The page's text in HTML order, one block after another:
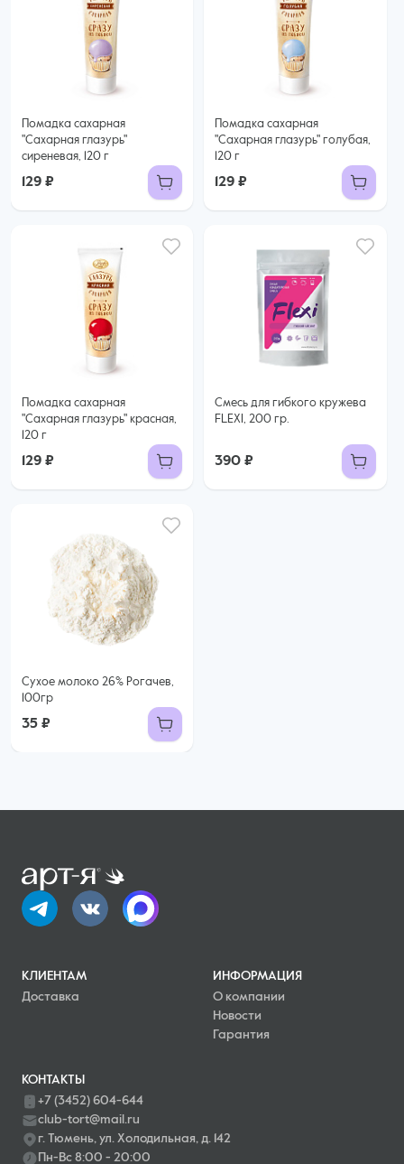
Помадка сахарная
"Сахарная глазурь"
сиреневая, 120 г
129 ₽
Помадка сахарная
"Сахарная глазурь" голубая,
120 г
129 ₽
Помадка сахарная
"Сахарная глазурь" красная,
120 г
129 ₽
Смесь для гибкого кружева
FLEXI, 200 гр.
390 ₽
Сухое молоко 26% Рогачев,
100гр
35 ₽
КЛИЕНТАМ
Доставка
ИНФОРМАЦИЯ
О компании
Новости
Гарантия
КОНТАКТЫ
+7 (3452) 604-644
club-tort@mail.ru
г. Тюмень, ул. Холодильная, д. 142
Пн-Вс 8:00 - 20:00